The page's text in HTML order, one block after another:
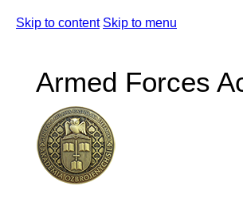
Skip to content Skip to menu
Armed Forces